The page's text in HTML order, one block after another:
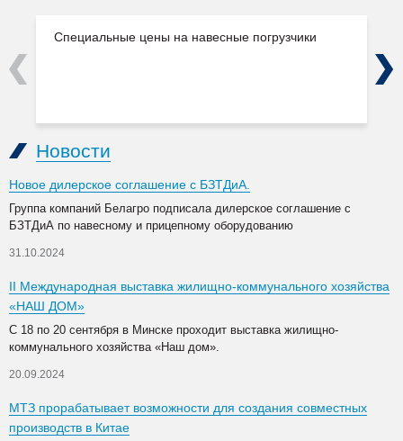
Специальные цены на навесные погрузчики
Previous Next
Новости
Новое дилерское соглашение с БЗТДиА.
Группа компаний Белагро подписала дилерское соглашение с
БЗТДиА по навесному и прицепному оборудованию
31.10.2024
II Международная выставка жилищно-коммунального хозяйства
«НАШ ДОМ»
С 18 по 20 сентября в Минске проходит выставка жилищно-
коммунального хозяйства «Наш дом».
20.09.2024
МТЗ прорабатывает возможности для создания совместных
производств в Китае